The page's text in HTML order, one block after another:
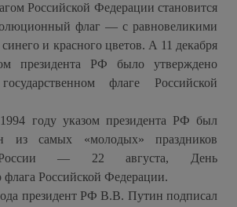
Российской Федерации становится
флаг — с равновеликими
и красного цветов. А 11 декабря
президента РФ было утверждено
флаге Российской
году указом президента РФ был
из самых «молодых» праздников
России — 22 августа, День
флага Российской Федерации.
президент РФ В.В. Путин подписал